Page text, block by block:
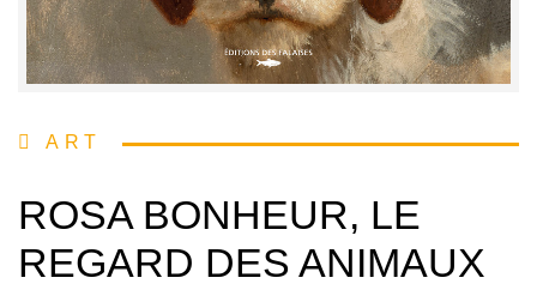
ART
ROSA BONHEUR, LE
REGARD DES ANIMAUX